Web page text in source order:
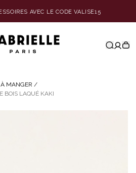
AVEC LE CODE VALISE15
MANGER /
BOIS LAQUÉ KAKI